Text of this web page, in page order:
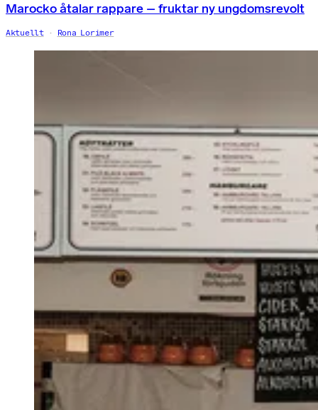
Marocko åtalar rappare – fruktar ny ungdomsrevolt
Aktuellt Rona Lorimer